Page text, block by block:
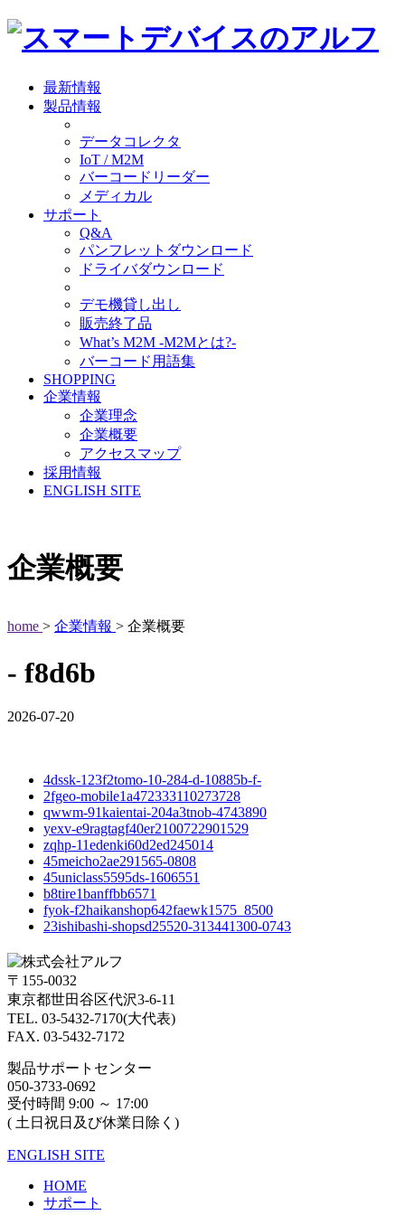
最新情報
製品情報
データコレクタ
IoT / M2M
バーコードリーダー
メディカル
サポート
Q&A
パンフレットダウンロード
ドライバダウンロード
デモ機貸し出し
販売終了品
What’s M2M -M2Mとは?-
バーコード用語集
SHOPPING
企業情報
企業理念
企業概要
アクセスマップ
採用情報
ENGLISH SITE
企業概要
home > 企業情報 > 企業概要
- f8d6b
2026-07-20
4dssk-123f2tomo-10-284-d-10885b-f-
2fgeo-mobile1a472333110273728
qwwm-91kaientai-204a3tnob-4743890
yexv-e9ragtagf40er2100722901529
zqhp-11edenki60d2ed245014
45meicho2ae291565-0808
45uniclass5595ds-1606551
b8tire1banffbb6571
fyok-f2haikanshop642faewk1575_8500
23ishibashi-shopsd25520-313441300-0743
〒155-0032
東京都世田谷区代沢3-6-11
TEL. 03-5432-7170(大代表)
FAX. 03-5432-7172
製品サポートセンター
050-3733-0692
受付時間 9:00 ～ 17:00
( 土日祝日及び休業日除く)
ENGLISH SITE
HOME
サポート